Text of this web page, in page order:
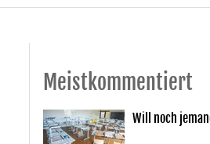
Meistkommentiert
Will noch